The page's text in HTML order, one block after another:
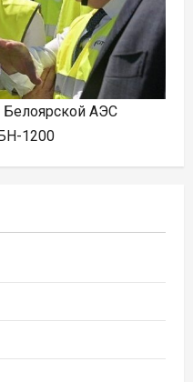
Белоярской АЭС
1200